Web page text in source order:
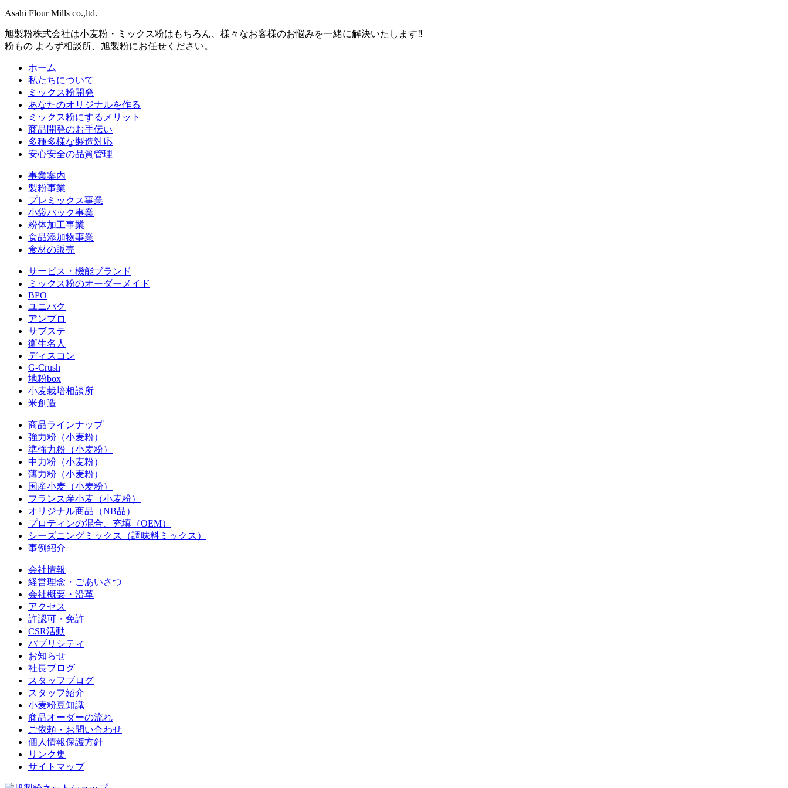
Asahi Flour Mills co.,ltd.
旭製粉株式会社は小麦粉・ミックス粉はもちろん、様々なお客様のお悩みを一緒に解決いたします‼
粉もの よろず相談所、旭製粉にお任せください。
ホーム
私たちについて
ミックス粉開発
あなたのオリジナルを作る
ミックス粉にするメリット
商品開発のお手伝い
多種多様な製造対応
安心安全の品質管理
事業案内
製粉事業
プレミックス事業
小袋パック事業
粉体加工事業
食品添加物事業
食材の販売
サービス・機能ブランド
ミックス粉のオーダーメイド
BPO
ユニパク
アンプロ
サブステ
衛生名人
ディスコン
G-Crush
地粉box
小麦栽培相談所
米創造
商品ラインナップ
強力粉（小麦粉）
準強力粉（小麦粉）
中力粉（小麦粉）
薄力粉（小麦粉）
国産小麦（小麦粉）
フランス産小麦（小麦粉）
オリジナル商品（NB品）
プロティンの混合、充填（OEM）
シーズニングミックス（調味料ミックス）
事例紹介
会社情報
経営理念・ごあいさつ
会社概要・沿革
アクセス
許認可・免許
CSR活動
パブリシティ
お知らせ
社長ブログ
スタッフブログ
スタッフ紹介
小麦粉豆知識
商品オーダーの流れ
ご依頼・お問い合わせ
個人情報保護方針
リンク集
サイトマップ